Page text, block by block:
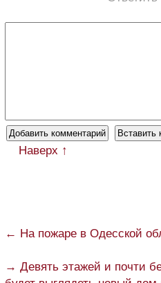
Наверх ↑
← На пожаре в Одесской
→ Девять этажей и почти